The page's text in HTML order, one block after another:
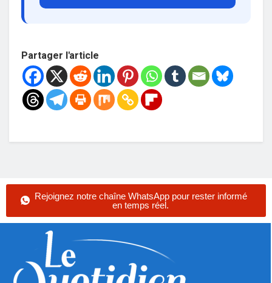
Partager l'article
Rejoignez notre chaîne WhatsApp pour rester informé
en temps réel.